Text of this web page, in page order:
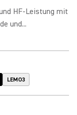
HF-Leistung mit
und...
LEMO3